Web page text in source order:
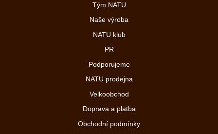
Tým NATU
Naše výroba
NATU klub
PR
Podporujeme
NATU prodejna
Velkoobchod
Doprava a platba
Obchodní podmínky